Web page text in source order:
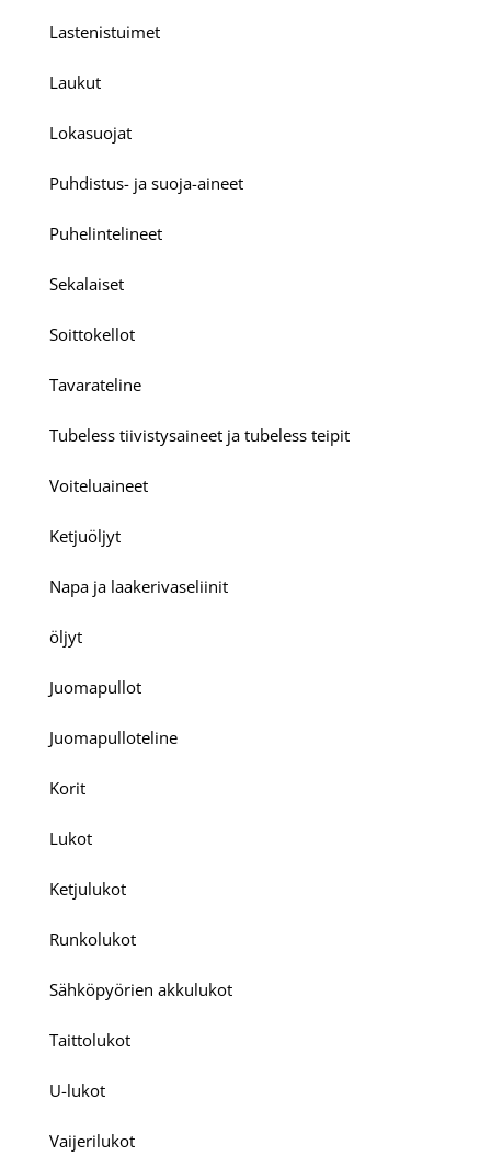
Lastenistuimet
Laukut
Lokasuojat
Puhdistus- ja suoja-aineet
Puhelintelineet
Sekalaiset
Soittokellot
Tavarateline
Tubeless tiivistysaineet ja tubeless teipit
Voiteluaineet
Ketjuöljyt
Napa ja laakerivaseliinit
öljyt
Juomapullot
Juomapulloteline
Korit
Lukot
Ketjulukot
Runkolukot
Sähköpyörien akkulukot
Taittolukot
U-lukot
Vaijerilukot